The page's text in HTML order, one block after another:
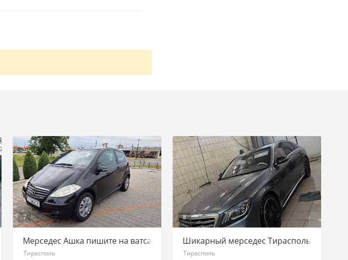
ватсап
7
Мерседес Ашка пишите на ватсап 77751188
Тирасполь
8
Шикарный мерседес Тирасполь
Тирасполь